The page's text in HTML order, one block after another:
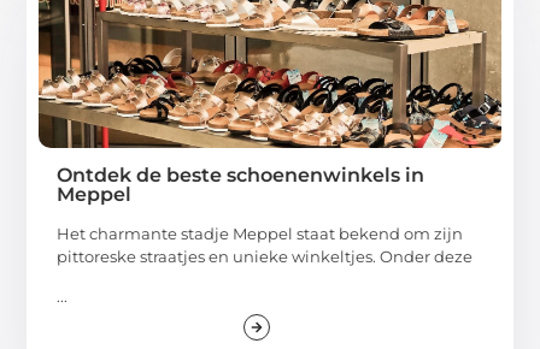
Ontdek de beste schoenenwinkels in
Meppel
Het charmante stadje Meppel staat bekend om zijn
pittoreske straatjes en unieke winkeltjes. Onder deze
...